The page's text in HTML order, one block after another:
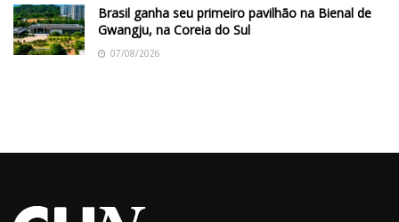
Brasil ganha seu primeiro pavilhão na Bienal de
Gwangju, na Coreia do Sul
07/08/2026